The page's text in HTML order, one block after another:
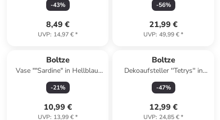
Ø 7,5 cm
-43%
8,49 €
UVP: 14,97 €*
-56%
21,99 €
UVP: 49,99 €*
Boltze
Vase ""Sardine" in Hellblau/
Weiß - (B)12,5 x (H)16 x (T)5
cm
-21%
10,99 €
UVP: 13,99 €*
Boltze
Dekoaufsteller ''Tetrys'' in
Weiß - (B)12 x (H)20 x (T)8
cm
-47%
12,99 €
UVP: 24,85 €*